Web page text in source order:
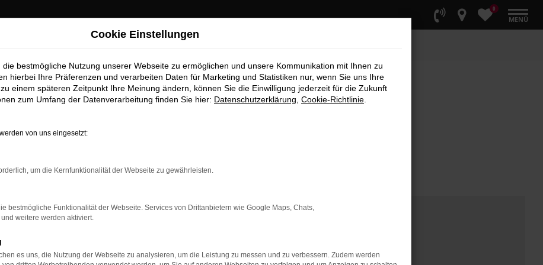
0
MENÜ
Cookie Einstellungen
bestmögliche Nutzung unserer Webseite zu ermöglichen und unsere Kommunikation mit Ihnen zu
hierbei Ihre Präferenzen und verarbeiten Daten für Marketing und Statistiken nur, wenn Sie uns Ihre
einem späteren Zeitpunkt Ihre Meinung ändern, können Sie die Einwilligung jederzeit für die Zukunft
zum Umfang der Datenverarbeitung finden Sie hier: Datenschutzerklärung Cookie-Richtlinie
von uns eingesetzt:
um die Kernfunktionalität der Webseite zu gewährleisten.
bestmögliche Funktionalität der Webseite. Services von Drittanbietern wie Google Maps, Chats,
weitere werden aktiviert.
es uns, die Nutzung der Webseite zu analysieren, um die Leistung zu messen und zu verbessern. Zudem werden